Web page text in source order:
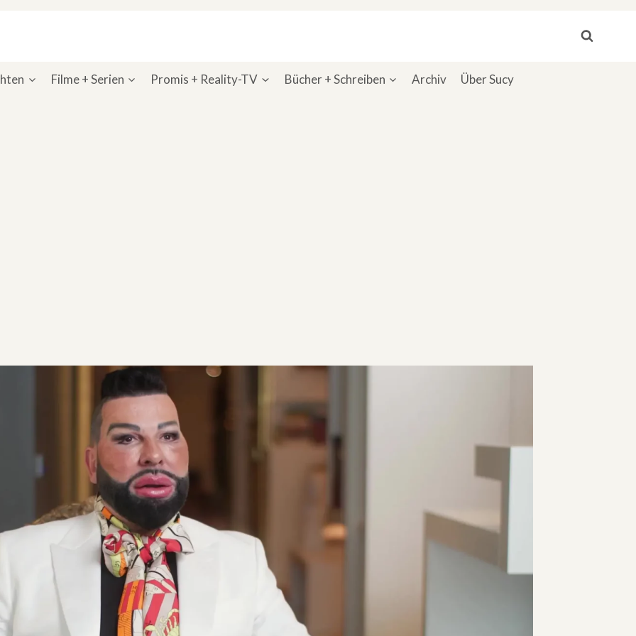
Filme + Serien Promis + Reality-TV Bücher + Schreiben Archiv Über Sucy